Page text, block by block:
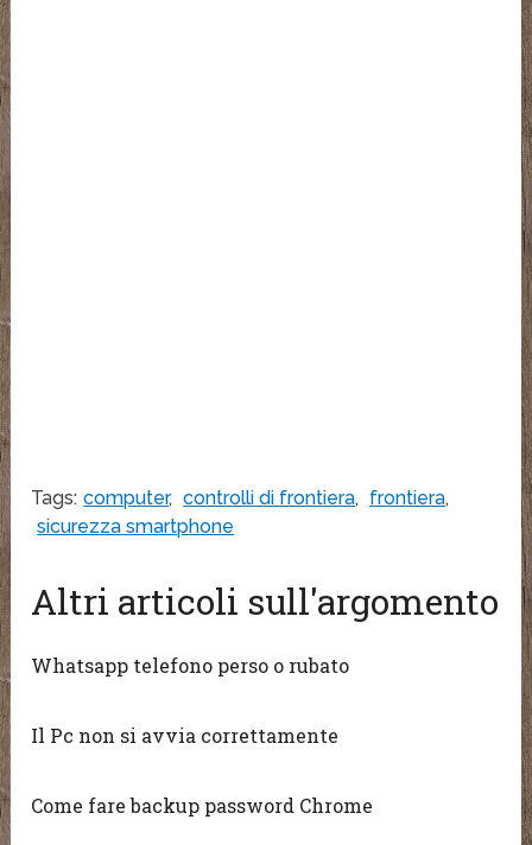
Tags: computer, controlli di frontiera, frontiera,
sicurezza smartphone
Altri articoli sull'argomento
Whatsapp telefono perso o rubato
Il Pc non si avvia correttamente
Come fare backup password Chrome